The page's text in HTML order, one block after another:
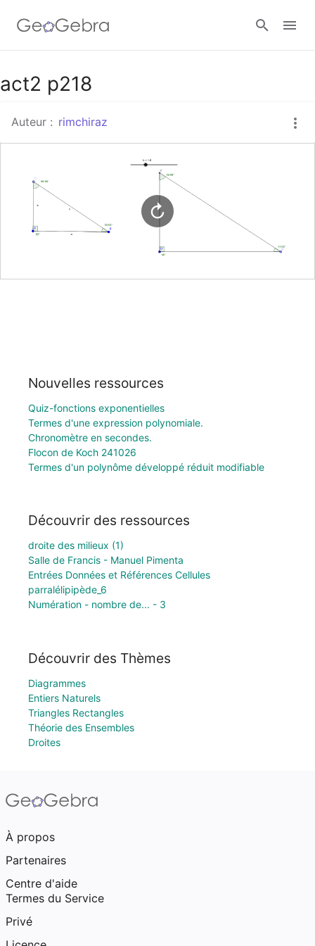
Google Classroom
Classe GeoGebra
Se connecter
act2 p218
Auteur : rimchiraz
Nouvelles ressources
Quiz-fonctions exponentielles
Termes d'une expression polynomiale.
Chronomètre en secondes.
Flocon de Koch 241026
Termes d'un polynôme développé réduit modifiable
Découvrir des ressources
droite des milieux (1)
Salle de Francis - Manuel Pimenta
Entrées Données et Références Cellules
parralélipipède_6
Numération - nombre de... - 3
Découvrir des Thèmes
Diagrammes
Entiers Naturels
Triangles Rectangles
Théorie des Ensembles
Droites
À propos
Partenaires
Centre d'aide
Termes du Service
Privé